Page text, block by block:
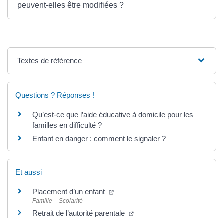
peuvent-elles être modifiées ?
Textes de référence
Questions ? Réponses !
Qu’est-ce que l’aide éducative à domicile pour les
familles en difficulté ?
Enfant en danger : comment le signaler ?
Et aussi
Placement d’un enfant (ouverture dans un nouvel onglet)
Famille – Scolarité
Retrait de l’autorité parentale (ouverture dans un nouvel